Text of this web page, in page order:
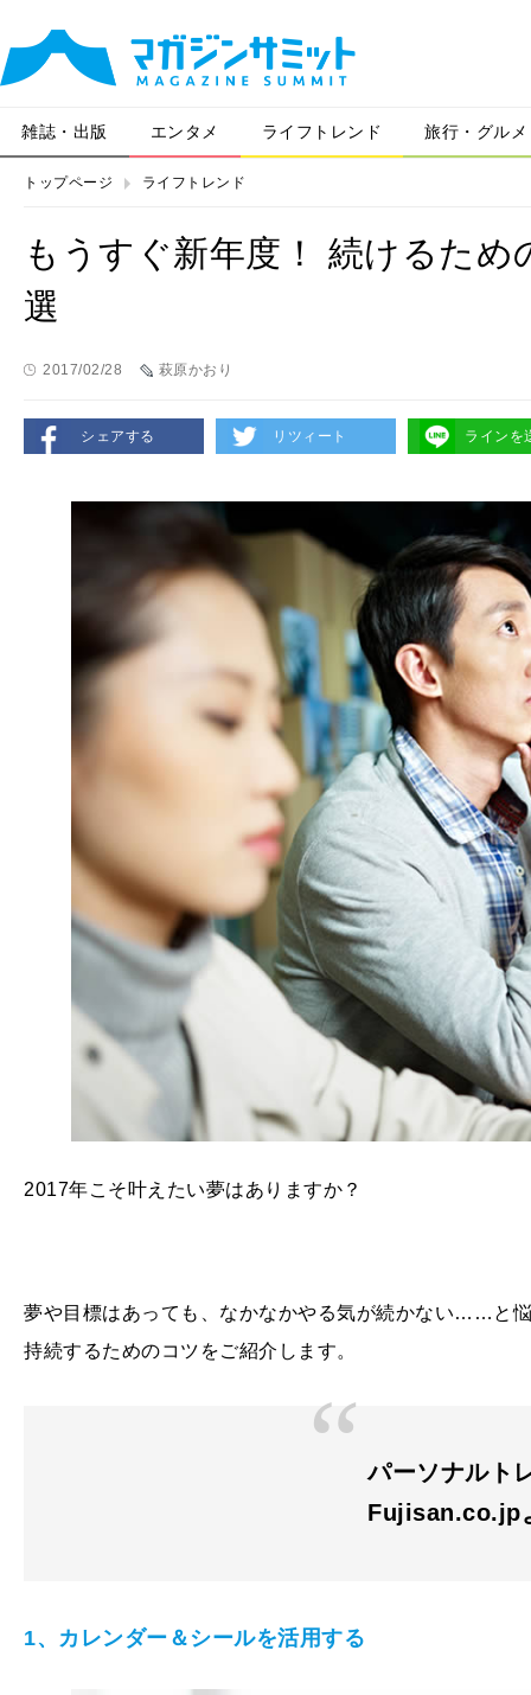
雑誌・出版 エンタメ ライフトレンド 旅行・グルメ
トップページ ライフトレンド
もうすぐ新年度！ 続けるた
選
2017/02/28 萩原かおり
シェアする リツィート ラインを
2017年こそ叶えたい夢はありますか？
夢や目標はあっても、なかなかやる気が続かない……と
持続するためのコツをご紹介します。
パーソナルト
Fujisan.co.jp
1、カレンダー＆シールを活用する